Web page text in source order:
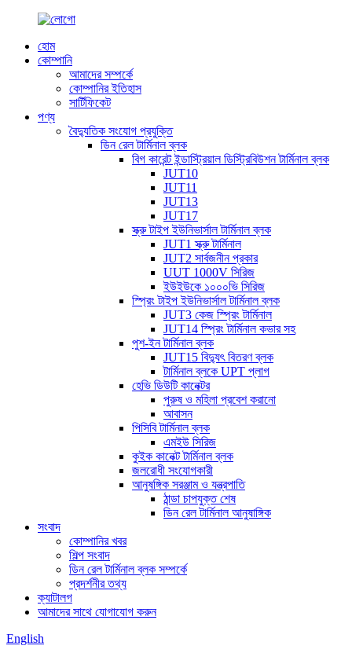
হোম
কোম্পানি
আমাদের সম্পর্কে
কোম্পানির ইতিহাস
সার্টিফিকেট
পণ্য
বৈদ্যুতিক সংযোগ প্রযুক্তি
ডিন রেল টার্মিনাল ব্লক
বিগ কারেন্ট ইন্ডাস্ট্রিয়াল ডিস্ট্রিবিউশন টার্মিনাল ব্লক
JUT10
JUT11
JUT13
JUT17
স্ক্রু টাইপ ইউনিভার্সাল টার্মিনাল ব্লক
JUT1 স্ক্রু টার্মিনাল
JUT2 সার্বজনীন প্রকার
UUT 1000V সিরিজ
ইউইউকে ১০০০ভি সিরিজ
স্প্রিং টাইপ ইউনিভার্সাল টার্মিনাল ব্লক
JUT3 কেজ স্প্রিং টার্মিনাল
JUT14 স্প্রিং টার্মিনাল কভার সহ
পুশ-ইন টার্মিনাল ব্লক
JUT15 বিদ্যুৎ বিতরণ ব্লক
টার্মিনাল ব্লকে UPT প্লাগ
হেভি ডিউটি ​​কানেক্টর
পুরুষ ও মহিলা প্রবেশ করানো
আবাসন
পিসিবি টার্মিনাল ব্লক
এমইউ সিরিজ
কুইক কানেক্ট টার্মিনাল ব্লক
জলরোধী সংযোগকারী
আনুষঙ্গিক সরঞ্জাম ও যন্ত্রপাতি
ঠান্ডা চাপযুক্ত শেষ
ডিন রেল টার্মিনাল আনুষাঙ্গিক
সংবাদ
কোম্পানির খবর
শিল্প সংবাদ
ডিন রেল টার্মিনাল ব্লক সম্পর্কে
প্রদর্শনীর তথ্য
ক্যাটালগ
আমাদের সাথে যোগাযোগ করুন
English